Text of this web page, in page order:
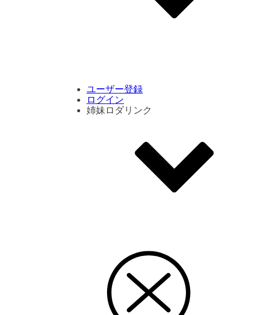
ユーザー登録
ログイン
姉妹ロダリンク